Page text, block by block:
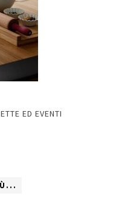
ED EVENTI